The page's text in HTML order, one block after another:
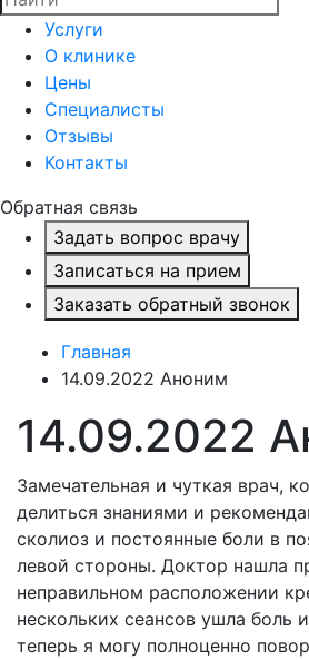
Услуги
О клинике
Цены
Специалисты
Отзывы
Контакты
Обратная связь
Задать вопрос врачу
Записаться на прием
Заказать обратный звонок
Главная
14.09.2022 Аноним
14.09.2022
Замечательная и чуткая врач,
делиться знаниями и
сколиоз и постоянные боли в
левой стороны. Доктор нашла
неправильном расположении
нескольких сеансов ушла боль
теперь я могу полноценно